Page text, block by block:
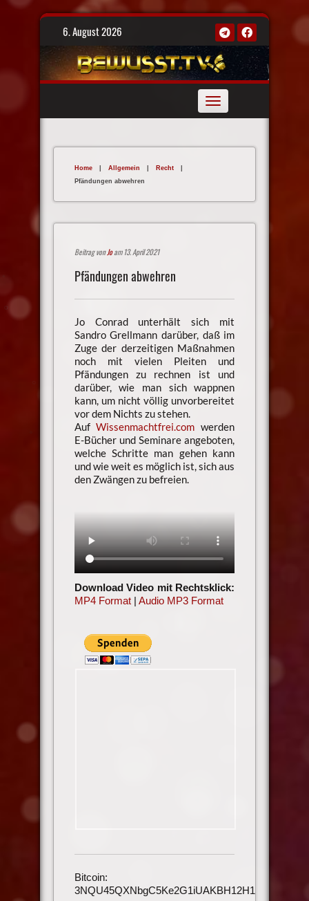
Skip
6. August 2026
Toggle
navigation
Home | Allgemein | Recht
|
Pfändungen abwehren
Beitrag vonJoam 13. April 2021
Pfändungen abwehren
Jo Conrad unterhält sich mit
Sandro Grellmann darüber, daß im
Zuge der derzeitigen Maßnahmen
noch mit vielen Pleiten und
Pfändungen zu rechnen ist und
darüber, wie man sich wappnen
kann, um nicht völlig unvorbereitet
vor dem Nichts zu stehen.
AufWissenmachtfrei.com werden
E-Bücher und Seminare angeboten,
welche Schritte man gehen kann
und wie weit es möglich ist, sich aus
den Zwängen zu befreien.
Download Video mit Rechtsklick:
MP4 Format| Audio MP3 Format
Bitcoin:
3NQU45QXNbgC5Ke2G1iUAKBH12H1h3UmAu